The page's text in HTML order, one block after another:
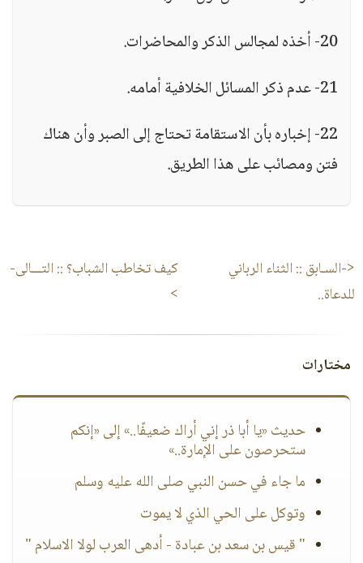
20- أخذه لمجالس الذكر والمحاضرات.
21- عدم ذكر المسائل الخلافية أمامه.
22- إخباره بأن الاستقامة تحتاج إلى الصبر وأن هناك
فتن ومصائب على هذا الطريق.
<-السـابق ::الثناء الرباني
للدعاة..
كيف تخاطب الشباب؟ :: التـــالى-
>
مختارات
حديث «يا أبا ذر إني أراك ضعيفًا..» إلى «إنكم
ستحرصون على الإمارة..»
ما جاء في حسن النبي صلى الله عليه وسلم
وتوكل على الحي الذي لا يموت
" قيس بن سعد بن عبادة - أدهى العرب لولا الاسلام "